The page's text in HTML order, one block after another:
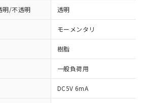
明/不透明 透明
モーメンタリ
樹脂
一般負荷用
DC5V 6mA